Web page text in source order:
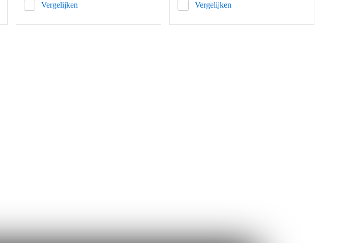
Vergelijken Vergelijken